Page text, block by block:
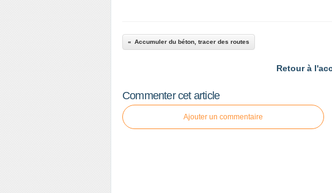
Accumuler du béton, tracer des routes
Retour à
Commenter cet article
Ajouter un commentaire